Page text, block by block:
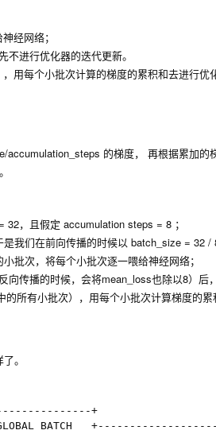
经网络；
进行优化器的迭代更新。
用每个小批次计算的梯度的累积和去进行优
accumulation_steps 的梯度， 再根据累加的
32，且假定 accumulation steps = 8 ；
我们在前向传播的时候以 batch_size = 32 /
批次，将每个小批次逐一喂给神经网络；
传播的时候，会将mean_loss也除以8）后
所有小批次），用每个小批次计算梯度的累
。
+
BATCH